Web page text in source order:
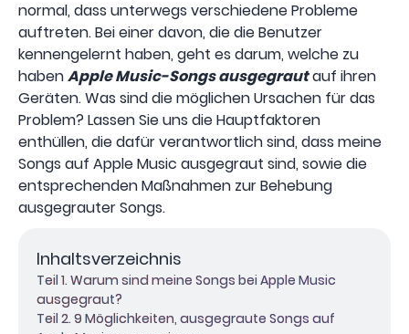
normal, dass unterwegs verschiedene Probleme
auftreten. Bei einer davon, die die Benutzer
kennengelernt haben, geht es darum, welche zu
habenApple Music-Songs ausgegrautauf ihren
Geräten. Was sind die möglichen Ursachen für das
Problem? Lassen Sie uns die Hauptfaktoren
enthüllen, die dafür verantwortlich sind, dass meine
Songs auf Apple Music ausgegraut sind, sowie die
entsprechenden Maßnahmen zur Behebung
ausgegrauter Songs.
Inhaltsverzeichnis
Teil 1. Warum sind meine Songs bei Apple Music
ausgegraut?
Teil 2. 9 Möglichkeiten, ausgegraute Songs auf